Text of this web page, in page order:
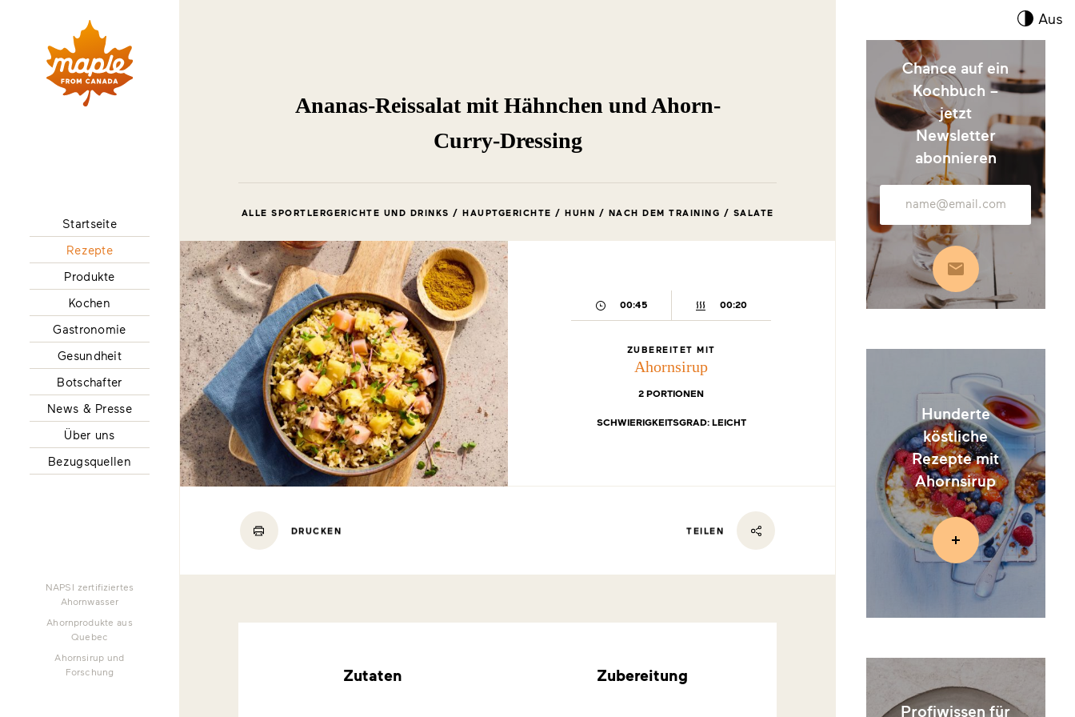
Aus
Startseite
Rezepte
Produkte
Kochen
Gastronomie
Gesundheit
Botschafter
News & Presse
Über uns
Bezugsquellen
NAPSI zertifiziertes
Ahornwasser
Ahornprodukte aus
Quebec
Ahornsirup und
Forschung
Ananas-Reissalat mit Hähnchen und Ahorn-
Curry-Dressing
ALLE SPORTLERGERICHTE UND DRINKS / HAUPTGERICHTE / HUHN / NACH DEM TRAINING / SALATE
00:45 00:20
ZUBEREITET MIT
Ahornsirup
2 PORTIONEN
SCHWIERIGKEITSGRAD: LEICHT
DRUCKEN TEILEN
Zutaten Zubereitung
Chance auf ein
Kochbuch –
jetzt
Newsletter
abonnieren
Adresse
Abonnieren
Hunderte
köstliche
Rezepte mit
Ahornsirup
Profiwissen für